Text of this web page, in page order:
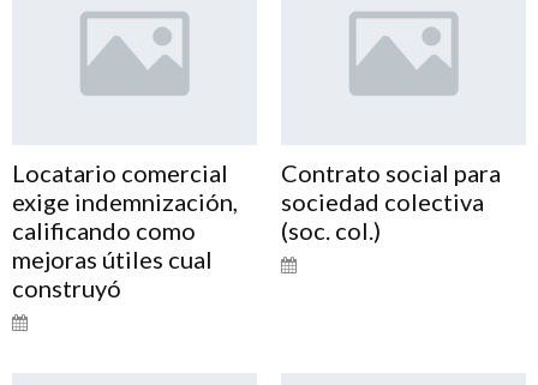
Locatario comercial
exige indemnización,
calificando como
mejoras útiles cual
construyó
Contrato social para
sociedad colectiva
(soc. col.)